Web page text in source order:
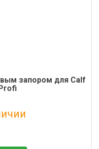
запором для Calf